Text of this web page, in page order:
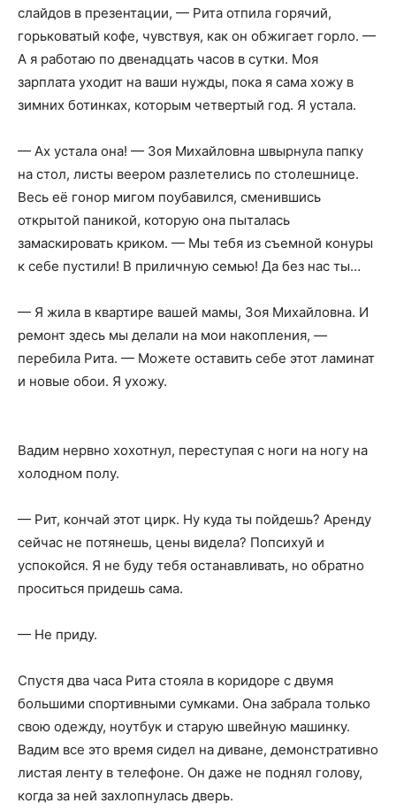
слайдов в презентации, — Рита отпила горячий,
горьковатый кофе, чувствуя, как он обжигает горло. —
А я работаю по двенадцать часов в сутки. Моя
зарплата уходит на ваши нужды, пока я сама хожу в
зимних ботинках, которым четвертый год. Я устала.
— Ах устала она! — Зоя Михайловна швырнула папку
на стол, листы веером разлетелись по столешнице.
Весь её гонор мигом поубавился, сменившись
открытой паникой, которую она пыталась
замаскировать криком. — Мы тебя из съемной конуры
к себе пустили! В приличную семью! Да без нас ты…
— Я жила в квартире вашей мамы, Зоя Михайловна. И
ремонт здесь мы делали на мои накопления, —
перебила Рита. — Можете оставить себе этот ламинат
и новые обои. Я ухожу.
Вадим нервно хохотнул, переступая с ноги на ногу на
холодном полу.
— Рит, кончай этот цирк. Ну куда ты пойдешь? Аренду
сейчас не потянешь, цены видела? Попсихуй и
успокойся. Я не буду тебя останавливать, но обратно
проситься придешь сама.
— Не приду.
Спустя два часа Рита стояла в коридоре с двумя
большими спортивными сумками. Она забрала только
свою одежду, ноутбук и старую швейную машинку.
Вадим все это время сидел на диване, демонстративно
листая ленту в телефоне. Он даже не поднял голову,
когда за ней захлопнулась дверь.